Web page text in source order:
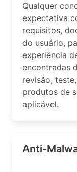
Qualquer
expectativa
requisitos,
do usuário,
experiência
encontradas
revisão,
produtos de
aplicável.
Anti-